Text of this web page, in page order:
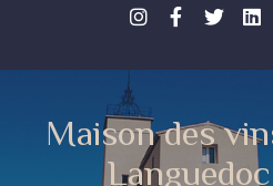
Maison des
Languedoc